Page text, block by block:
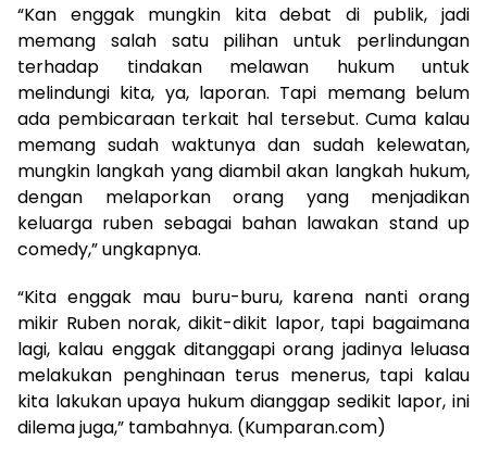
“Kan enggak mungkin kita debat di publik, jadi
memang salah satu pilihan untuk perlindungan
terhadap tindakan melawan hukum untuk
melindungi kita, ya, laporan. Tapi memang belum
ada pembicaraan terkait hal tersebut. Cuma kalau
memang sudah waktunya dan sudah kelewatan,
mungkin langkah yang diambil akan langkah hukum,
dengan melaporkan orang yang menjadikan
keluarga ruben sebagai bahan lawakan stand up
comedy,” ungkapnya.
“Kita enggak mau buru-buru, karena nanti orang
mikir Ruben norak, dikit-dikit lapor, tapi bagaimana
lagi, kalau enggak ditanggapi orang jadinya leluasa
melakukan penghinaan terus menerus, tapi kalau
kita lakukan upaya hukum dianggap sedikit lapor, ini
dilema juga,” tambahnya. (Kumparan.com)